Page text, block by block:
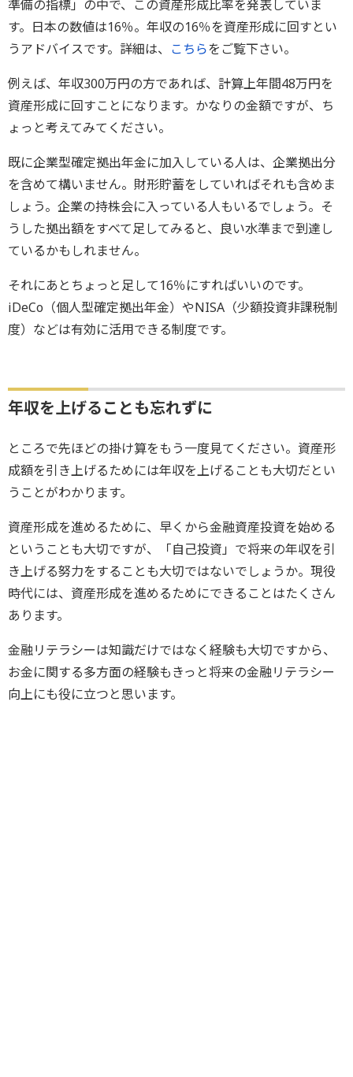
準備の指標」の中で、この資産形成比率を発表していま
す。日本の数値は16％。年収の16％を資産形成に回すとい
うアドバイスです。詳細は、 こちらをご覧下さい。
例えば、年収300万円の方であれば、計算上年間48万円を
資産形成に回すことになります。かなりの金額ですが、ち
ょっと考えてみてください。
既に企業型確定拠出年金に加入している人は、企業拠出分
を含めて構いません。財形貯蓄をしていればそれも含めま
しょう。企業の持株会に入っている人もいるでしょう。そ
うした拠出額をすべて足してみると、良い水準まで到達し
ているかもしれません。
それにあとちょっと足して16％にすればいいのです。
iDeCo（個人型確定拠出年金）やNISA（少額投資非課税制
度）などは有効に活用できる制度です。
年収を上げることも忘れずに
ところで先ほどの掛け算をもう一度見てください。資産形
成額を引き上げるためには年収を上げることも大切だとい
うことがわかります。
資産形成を進めるために、早くから金融資産投資を始める
ということも大切ですが、「自己投資」で将来の年収を引
き上げる努力をすることも大切ではないでしょうか。現役
時代には、資産形成を進めるためにできることはたくさん
あります。
金融リテラシーは知識だけではなく経験も大切ですから、
お金に関する多方面の経験もきっと将来の金融リテラシー
向上にも役に立つと思います。